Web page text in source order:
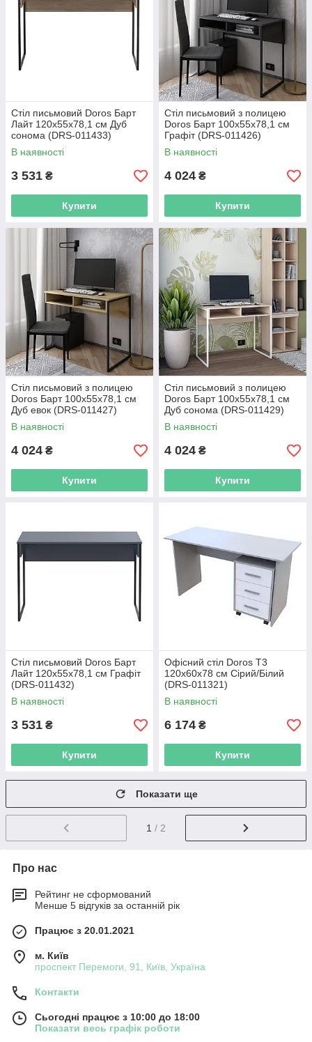
Стіл письмовий Doros Барт
Лайт 120х55х78,1 см Дуб
сонома (DRS-011433)
В наявності
3 531 ₴
Купити
Стіл письмовий з полицею
Doros Барт 100х55х78,1 см
Графіт (DRS-011426)
В наявності
4 024 ₴
Купити
Стіл письмовий з полицею
Doros Барт 100х55х78,1 см
Дуб евок (DRS-011427)
В наявності
4 024 ₴
Купити
Стіл письмовий з полицею
Doros Барт 100х55х78,1 см
Дуб сонома (DRS-011429)
В наявності
4 024 ₴
Купити
Стіл письмовий Doros Барт
Лайт 120х55х78,1 см Графіт
(DRS-011432)
В наявності
3 531 ₴
Купити
Офісний стіл Doros Т3
120х60х78 см Сірий/Білий
(DRS-011321)
В наявності
6 174 ₴
Купити
Показати ще
1 / 2
Про нас
Рейтинг не сформований
Менше 5 відгуків за останній рік
Працює з 20.01.2021
м. Київ
проспект Перемоги, 91, Київ, Україна
Контакти
Сьогодні працює з 10:00 до 18:00
Показати весь графік роботи